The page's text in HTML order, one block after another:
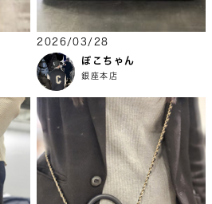
2026/03/28
ぽこちゃん
銀座本店